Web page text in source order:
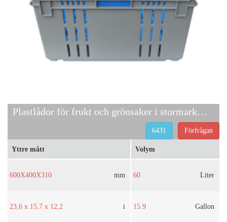
Plastlådor för frukt och grönsaker i stormarknader 6431
Förfrågan
6431
Yttre mått
600X400X310 mm
23,6 x 15,7 x 12,2 i
Volym
60 Liter
15.9 Gallon